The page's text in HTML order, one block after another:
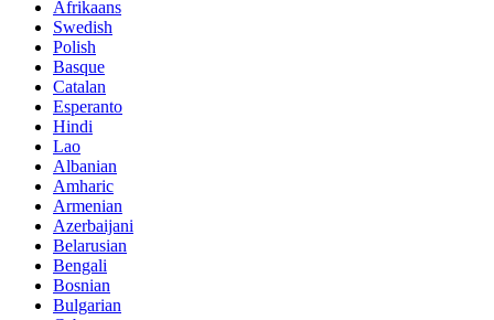
Afrikaans
Swedish
Polish
Basque
Catalan
Esperanto
Hindi
Lao
Albanian
Amharic
Armenian
Azerbaijani
Belarusian
Bengali
Bosnian
Bulgarian